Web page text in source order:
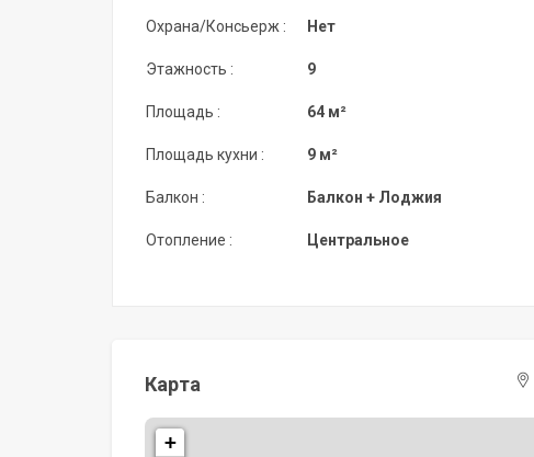
Охрана/Консьерж :
Этажность :
Площадь :
Площадь кухни :
Балкон :
Отопление :
Нет
9
64 м²
9 м²
Балкон + Лоджия
Центральное
Карта
+